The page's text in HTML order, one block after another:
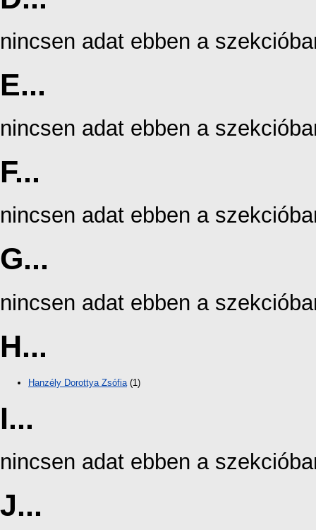
nincsen adat ebben a
E...
nincsen adat ebben a
F...
nincsen adat ebben a
G...
nincsen adat ebben a
H...
Hanzély Dorottya Zsófia (1)
I...
nincsen adat ebben a
J...